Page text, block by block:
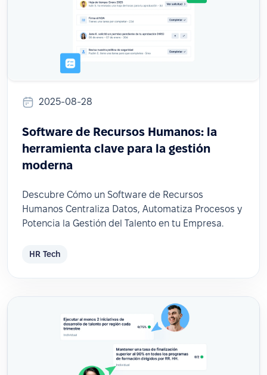
2025-08-28
Software de Recursos Humanos: la
herramienta clave para la gestión
moderna
Descubre Cómo un Software de Recursos
Humanos Centraliza Datos, Automatiza Procesos y
Potencia la Gestión del Talento en tu Empresa.
HR Tech